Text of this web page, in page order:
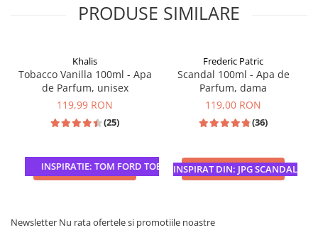
PRODUSE SIMILARE
INSPIRATIE: TOM FORD TOBACCO VANILLE
Khalis
Tobacco Vanilla 100ml - Apa
de Parfum, unisex
119,99 RON
(25)
ADAUGA IN COS INSPIRAT DIN: JPG SCANDAL
Frederic Patric
Scandal 100ml - Apa de
Parfum, dama
119,00 RON
(36)
ADAUGA IN COS
Newsletter Nu rata ofertele si promotiile noastre